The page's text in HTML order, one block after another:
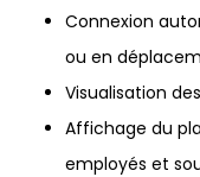
Connexion
ou en
Visualisation
Affichage du
employés et